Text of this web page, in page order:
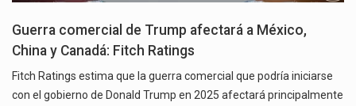
Guerra comercial de Trump afectará a México,
China y Canadá: Fitch Ratings
Fitch Ratings estima que la guerra comercial que podría iniciarse
con el gobierno de Donald Trump en 2025 afectará principalmente